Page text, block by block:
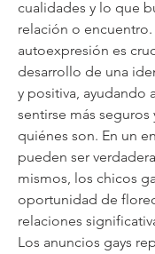
cualidades y lo que
relación o
autoexpresión es
desarrollo de una
y positiva, ayudando
sentirse más
quiénes son. En un
pueden ser
mismos, los chicos
oportunidad de
relaciones
Los anuncios gays